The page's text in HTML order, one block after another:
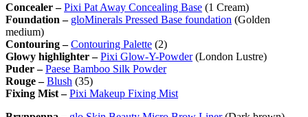
Concealer – Pixi Pat Away Concealing Base (1 Cream)
Foundation – gloMinerals Pressed Base foundation (Golden
medium)
Contouring –Contouring Palette (2)
Glowy highlighter – Pixi Glow-Y-Powder(London Lustre)
Puder –Paese Bamboo Silk Powder
Rouge –Blush (35)
Fixing Mist – Pixi Makeup Fixing Mist